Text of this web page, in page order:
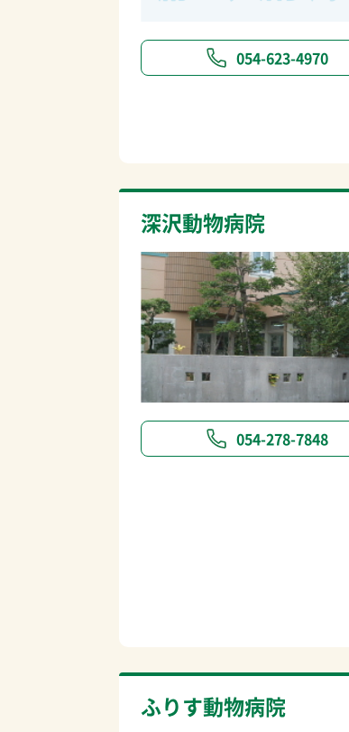
054-623-4970
深沢動物病院
054-278-7848
ふりす動物病院